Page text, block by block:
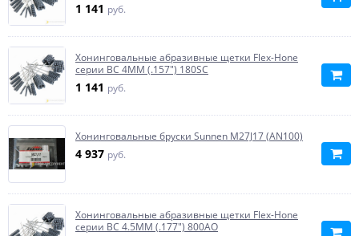
1 141 руб.
Хонинговальные абразивные щетки Flex-Hone
серии BC 4MM (.157") 180SC
1 141 руб.
Хонинговальные бруски Sunnen M27J17 (AN100)
4 937 руб.
Хонинговальные абразивные щетки Flex-Hone
серии BC 4.5MM (.177") 800AO